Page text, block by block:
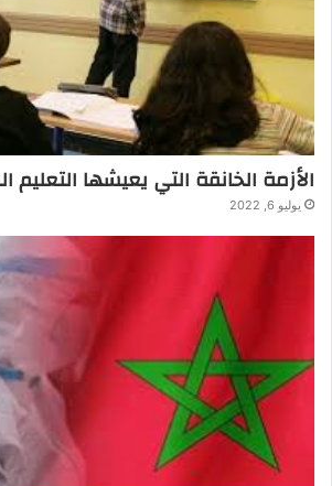
الأزمة الخانقة التي يعيشها التعليم
يوليو 6, 2022